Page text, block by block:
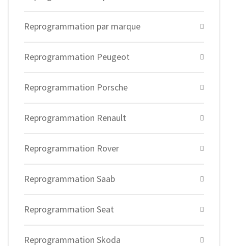
Reprogrammation par marque
Reprogrammation Peugeot
Reprogrammation Porsche
Reprogrammation Renault
Reprogrammation Rover
Reprogrammation Saab
Reprogrammation Seat
Reprogrammation Skoda